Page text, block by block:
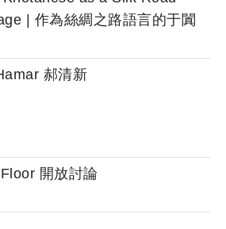
| 作為絲綢之路語言的于闐
郝清新
開放討論